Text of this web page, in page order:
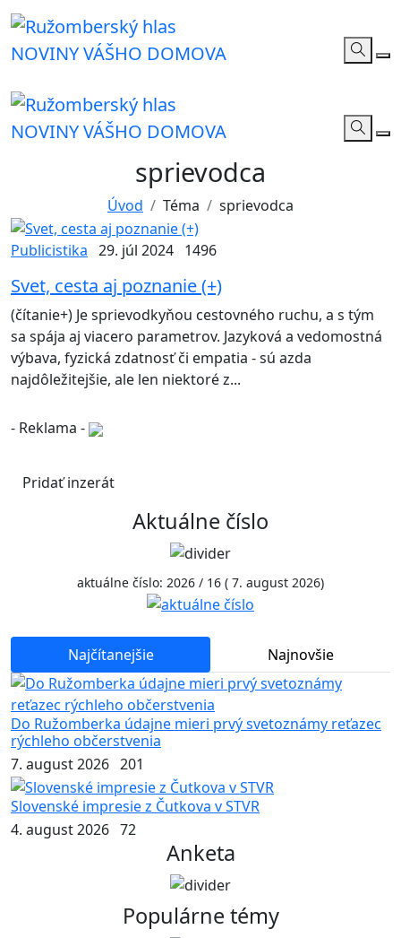
NOVINY VÁŠHO DOMOVA
NOVINY VÁŠHO DOMOVA
sprievodca
Úvod Téma sprievodca
Publicistika 29. júl 2024 1496
Svet, cesta aj poznanie (+)
(čítanie+) Je sprievodkyňou cestovného ruchu, a s tým
sa spája aj viacero parametrov. Jazyková a vedomostná
výbava, fyzická zdatnosť či empatia - sú azda
najdôležitejšie, ale len niektoré z...
- Reklama -
Pridať inzerát
Aktuálne číslo
aktuálne číslo: 2026 / 16 ( 7. august 2026)
Najčítanejšie Najnovšie
Do Ružomberka údajne mieri prvý svetoznámy reťazec
rýchleho občerstvenia
7. august 2026 201
Slovenské impresie z Čutkova v STVR
4. august 2026 72
Anketa
Populárne témy